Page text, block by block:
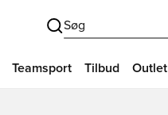
Søg
Teamsport Tilbud Outlet